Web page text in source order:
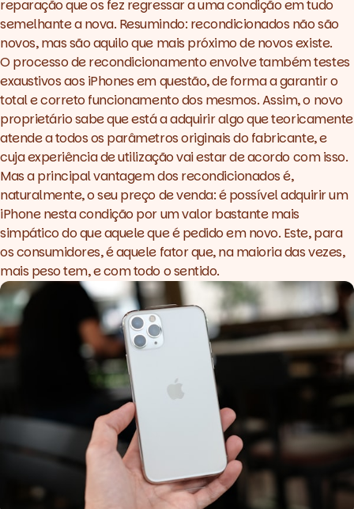
reparação que os fez regressar a uma condição em tudo
semelhante a nova. Resumindo: recondicionados não são
novos, mas são aquilo que mais próximo de novos existe.
O processo de recondicionamento envolve também testes
exaustivos aos iPhones em questão, de forma a garantir o
total e correto funcionamento dos mesmos. Assim, o novo
proprietário sabe que está a adquirir algo que teoricamente
atende a todos os parâmetros originais do fabricante, e
cuja experiência de utilização vai estar de acordo com isso.
Mas a principal vantagem dos recondicionados é,
naturalmente, o seu preço de venda: é possível adquirir um
iPhone nesta condição por um valor bastante mais
simpático do que aquele que é pedido em novo. Este, para
os consumidores, é aquele fator que, na maioria das vezes,
mais peso tem, e com todo o sentido.